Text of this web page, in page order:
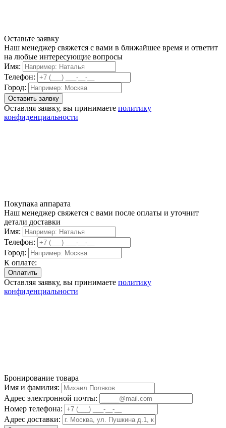
Оставьте заявку
Наш менеджер свяжется с вами в ближайшее время и ответит
на любые интересующие вопросы
Имя:
Телефон:
Город:
Оставляя заявку, вы принимаете политику
конфиденциальности
Покупака аппарата
Наш менеджер свяжется с вами после оплаты и уточнит
детали доставки
Имя:
Телефон:
Город:
К оплате:
Оставляя заявку, вы принимаете политику
конфиденциальности
Бронирование товара
Имя и фамилия:
Адрес электронной почты:
Номер телефона:
Адрес доставки: